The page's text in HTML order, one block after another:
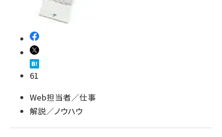
61
Web担当者／仕事
解説／ノウハウ